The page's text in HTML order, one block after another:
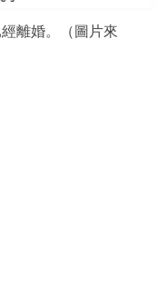
離婚。（圖片來